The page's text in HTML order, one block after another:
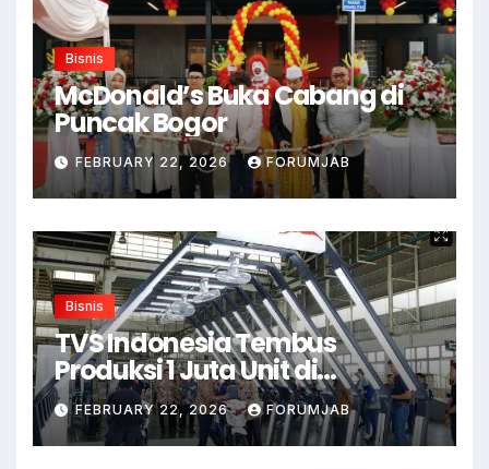
Bisnis
McDonald’s Buka Cabang di
Puncak Bogor
FEBRUARY 22, 2026 FORUMJAB
Bisnis
TVS Indonesia Tembus
Produksi 1 Juta Unit di
Karawang
FEBRUARY 22, 2026 FORUMJAB